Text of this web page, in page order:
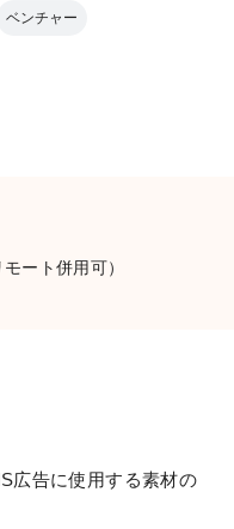
ベンチャー
ート併用可）
広告に使用する素材の